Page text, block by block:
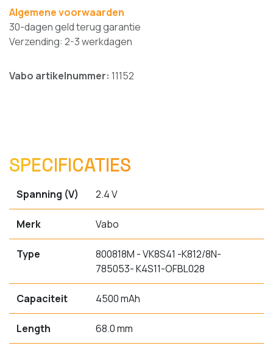
Algemene voorwaarden
30-dagen geld terug garantie
Verzending: 2-3 werkdagen
Vabo artikelnummer: 11152
SPECIFICATIES
Spanning (V) 2.4 V
Merk Vabo
Type
800818M - VK8S41 -K812/8N-
785053- K4S11-OFBL028
Capaciteit 4500 mAh
Length 68.0 mm